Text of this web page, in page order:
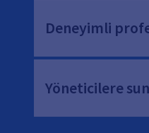
Deneyimli
Yöneticilere